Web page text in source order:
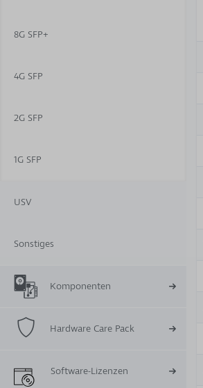
8G SFP+
4G SFP
2G SFP
1G SFP
USV
Sonstiges
Komponenten
Hardware Care Pack
Software-Lizenzen